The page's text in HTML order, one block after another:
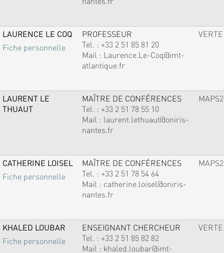
LAURENCE LE COQ
Fiche personnelle
PROFESSEUR
Tel. : +33 2 51 85 81 20
Mail : Laurence.Le-Coq@imt-
atlantique.fr
VERTE
LAURENT LE
THUAUT
MAÎTRE DE CONFÉRENCES
Tel. : +33 2 51 78 55 10
Mail : laurent.lethuaut@oniris-
nantes.fr
MAPS2
CATHERINE LOISEL
Fiche personnelle
MAÎTRE DE CONFÉRENCES
Tel. : +33 2 51 78 54 64
Mail : catherine.loisel@oniris-
nantes.fr
MAPS2
KHALED LOUBAR
Fiche personnelle
ENSEIGNANT CHERCHEUR
Tel. : +33 2 51 85 82 82
Mail : khaled.loubar@imt-
VERTE